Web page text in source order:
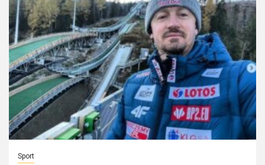
Sport